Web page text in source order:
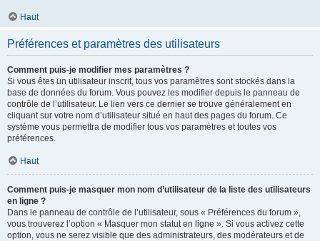
Haut
Préférences et paramètres des utilisateurs
Comment puis-je modifier mes paramètres ?
Si vous êtes un utilisateur inscrit, tous vos paramètres sont stockés dans la
base de données du forum. Vous pouvez les modifier depuis le panneau de
contrôle de l’utilisateur. Le lien vers ce dernier se trouve généralement en
cliquant sur votre nom d’utilisateur situé en haut des pages du forum. Ce
système vous permettra de modifier tous vos paramètres et toutes vos
préférences.
Haut
Comment puis-je masquer mon nom d’utilisateur de la liste des utilisateurs
en ligne ?
Dans le panneau de contrôle de l’utilisateur, sous « Préférences du forum »,
vous trouverez l’option « Masquer mon statut en ligne ». Si vous activez cette
option, vous ne serez visible que des administrateurs, des modérateurs et de